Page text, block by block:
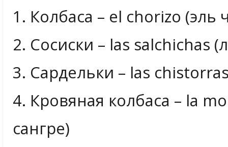
1. Колбаса – el chorizo (эль
2. Сосиски – las salchichas
3. Сардельки – las
4. Кровяная колбаса – la
сангре)